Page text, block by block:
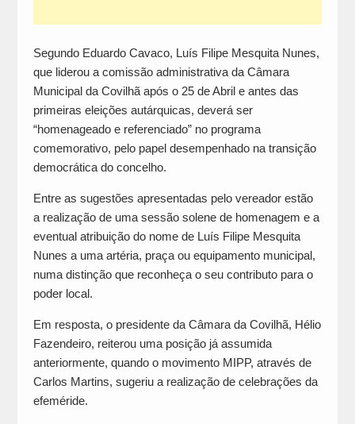
Segundo Eduardo Cavaco, Luís Filipe Mesquita Nunes,
que liderou a comissão administrativa da Câmara
Municipal da Covilhã após o 25 de Abril e antes das
primeiras eleições autárquicas, deverá ser
“homenageado e referenciado” no programa
comemorativo, pelo papel desempenhado na transição
democrática do concelho.
Entre as sugestões apresentadas pelo vereador estão
a realização de uma sessão solene de homenagem e a
eventual atribuição do nome de Luís Filipe Mesquita
Nunes a uma artéria, praça ou equipamento municipal,
numa distinção que reconheça o seu contributo para o
poder local.
Em resposta, o presidente da Câmara da Covilhã, Hélio
Fazendeiro, reiterou uma posição já assumida
anteriormente, quando o movimento MIPP, através de
Carlos Martins, sugeriu a realização de celebrações da
efeméride.